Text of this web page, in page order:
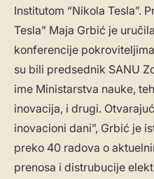
Institutom “Nikola Tesla”.
Tesla” Maja Grbić je
konferencije
su bili predsednik SANU
ime Ministarstva nauke,
inovacija, i drugi.
inovacioni dani”, Grbić je
preko 40 radova o
prenosa i distrubucije